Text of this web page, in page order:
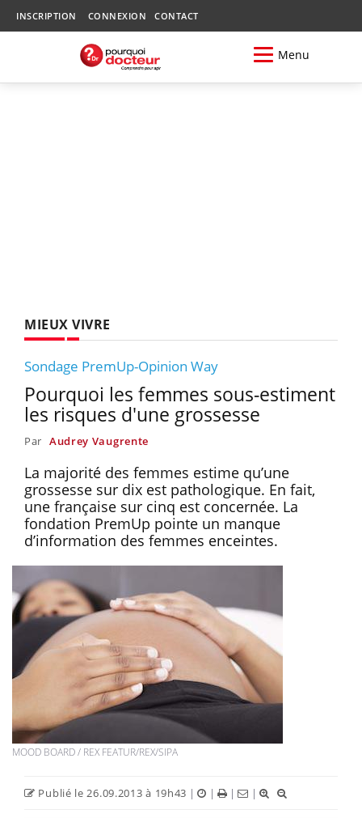
INSCRIPTION CONNEXION CONTACT
Menu
MIEUX VIVRE
Sondage PremUp-Opinion Way
Pourquoi les femmes sous-estiment
les risques d'une grossesse
Par Audrey Vaugrente
La majorité des femmes estime qu’une
grossesse sur dix est pathologique. En fait,
une française sur cinq est concernée. La
fondation PremUp pointe un manque
d’information des femmes enceintes.
MOOD BOARD / REX FEATUR/REX/SIPA
Publié le 26.09.2013 à 19h43 | | | |